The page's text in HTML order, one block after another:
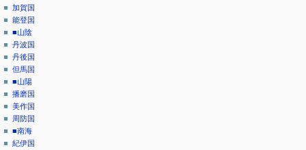
加賀国
能登国
■山陰
丹波国
丹後国
但馬国
■山陽
播磨国
美作国
周防国
■南海
紀伊国